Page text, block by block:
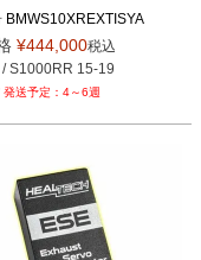
BMWS10XREXTISYA
¥444,000税込
S1000RR 15-19
4～6週